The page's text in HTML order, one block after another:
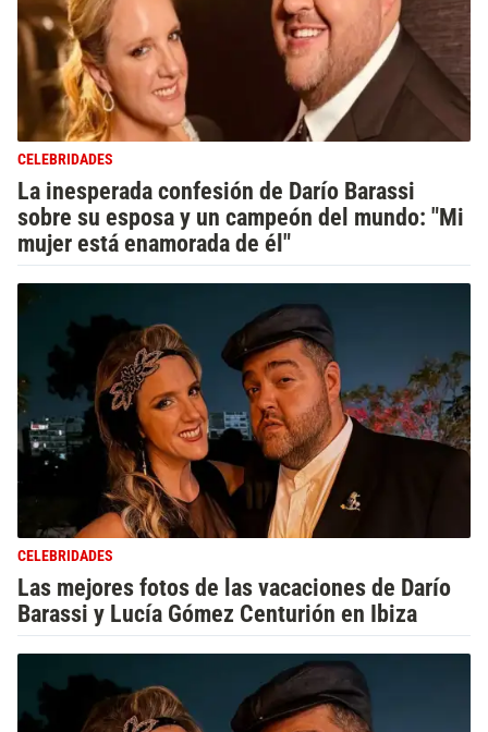
CELEBRIDADES
La inesperada confesión de Darío Barassi
sobre su esposa y un campeón del mundo: "Mi
mujer está enamorada de él"
CELEBRIDADES
Las mejores fotos de las vacaciones de Darío
Barassi y Lucía Gómez Centurión en Ibiza